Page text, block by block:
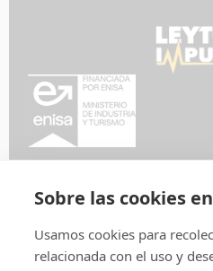
Sobre las cookies
Usamos cookies para
relacionada con el uso y